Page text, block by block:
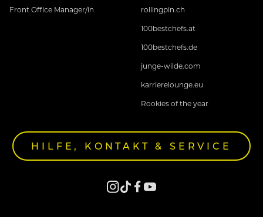
Front Office Manager/in
rollingpin.ch
100bestchefs.at
100bestchefs.de
junge-wilde.com
karrierelounge.eu
Rookies of the year
HILFE, KONTAKT & SERVICE